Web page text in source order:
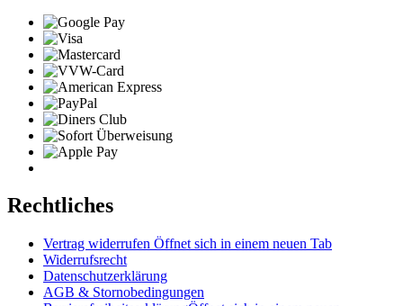
Rechtliches
Vertrag widerrufen Öffnet sich in einem neuen Tab
Widerrufsrecht
Datenschutzerklärung
AGB & Stornobedingungen